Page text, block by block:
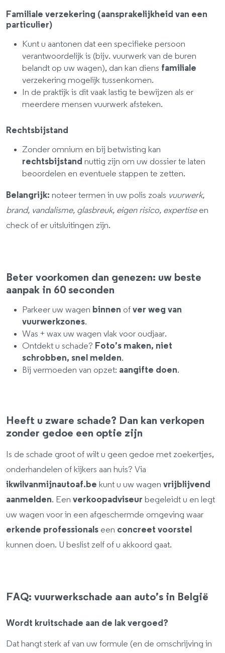
Familiale verzekering (aansprakelijkheid van een
particulier)
Kunt u aantonen dat een specifieke persoon
verantwoordelijk is (bijv. vuurwerk van de buren
belandt op uw wagen), dan kan diens familiale
verzekering mogelijk tussenkomen.
In de praktijk is dit vaak lastig te bewijzen als er
meerdere mensen vuurwerk afsteken.
Rechtsbijstand
Zonder omnium en bij betwisting kan
rechtsbijstand nuttig zijn om uw dossier te laten
beoordelen en eventuele stappen te zetten.
Belangrijk: noteer termen in uw polis zoals vuurwerk,
brand, vandalisme, glasbreuk, eigen risico, expertiseen
check of er uitsluitingen zijn.
Beter voorkomen dan genezen: uw beste
aanpak in 60 seconden
Parkeer uw wagen binnen of ver weg van
vuurwerkzones.
Was + wax uw wagen vlak voor oudjaar.
Ontdekt u schade? Foto’s maken, niet
schrobben, snel melden.
Bij vermoeden van opzet: aangifte doen.
Heeft u zware schade? Dan kan verkopen
zonder gedoe een optie zijn
Is de schade groot of wilt u geen gedoe met zoekertjes,
onderhandelen of kijkers aan huis? Via
ikwilvanmijnautoaf.be kunt u uw wagen vrijblijvend
aanmelden. Een verkoopadviseur begeleidt u en legt
uw wagen voor in een afgeschermde omgeving waar
erkende professionals een concreet voorstel
kunnen doen. U beslist zelf of u akkoord gaat.
FAQ: vuurwerkschade aan auto’s in België
Wordt kruitschade aan de lak vergoed?
Dat hangt sterk af van uw formule (en de omschrijving in